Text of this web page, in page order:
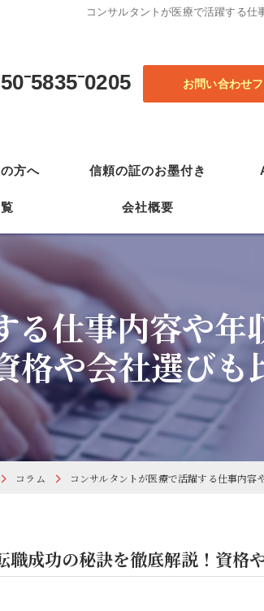
コンサルタントが医療で活躍する
お問い合わせ
方へ
ホワイト診断協会
信頼の証のお墨付き
会社概要
る仕事内容や年
格や会社選びも
コラム コンサルタントが医療で活躍する仕事内
成功の秘訣を徹底解説！資格